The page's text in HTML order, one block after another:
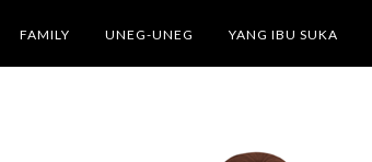
FAMILY UNEG-UNEG YANG IBU SUKA